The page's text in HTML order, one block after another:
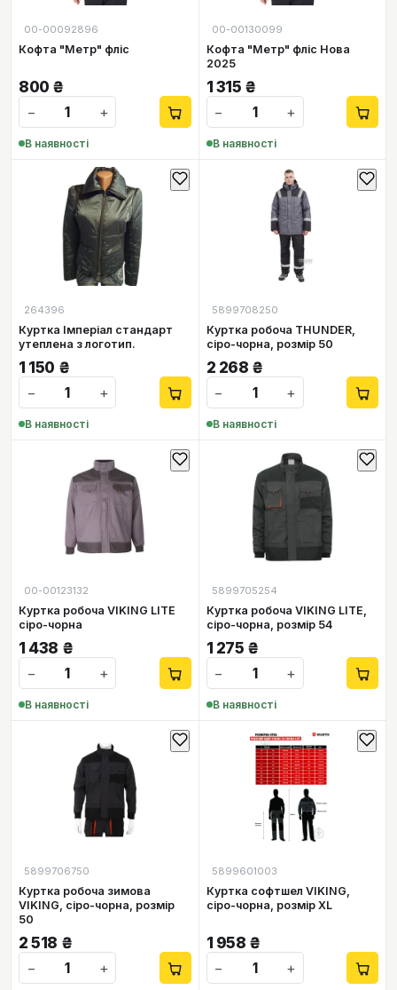
00-00092896
Кофта "Метр" фліс
800 ₴
−
+
В наявності
00-00130099
Кофта "Метр" фліс Нова
2025
1 315 ₴
−
+
В наявності
264396
Куртка Імперіал стандарт
утеплена з логотип.
1 150 ₴
−
+
В наявності
5899708250
Куртка робоча THUNDER,
сіро-чорна, розмір 50
2 268 ₴
−
+
В наявності
00-00123132
Куртка робоча VIKING LITE
сіро-чорна
1 438 ₴
−
+
В наявності
5899705254
Куртка робоча VIKING LITE,
сіро-чорна, розмір 54
1 275 ₴
−
+
В наявності
5899706750
Куртка робоча зимова
VIKING, сіро-чорна, розмір
50
2 518 ₴
−
+
5899601003
Куртка софтшел VIKING,
сіро-чорна, розмір XL
1 958 ₴
−
+